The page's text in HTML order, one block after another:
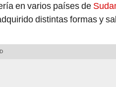
en varios países de
distintas formas y